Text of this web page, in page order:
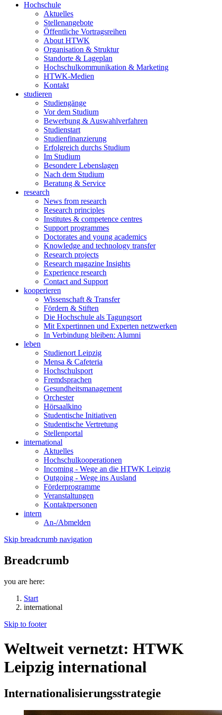
Hochschule
Aktuelles
Stellenangebote
Öffentliche Vortragsreihen
About HTWK
Organisation & Struktur
Standorte & Lageplan
Hochschulkommunikation & Marketing
HTWK-Medien
Kontakt
studieren
Studiengänge
Vor dem Studium
Bewerbung & Auswahlverfahren
Studienstart
Studienfinanzierung
Erfolgreich durchs Studium
Im Studium
Besondere Lebenslagen
Nach dem Studium
Beratung & Service
research
News from research
Research principles
Institutes & competence centres
Support programmes
Doctorates and young academics
Knowledge and technology transfer
Research projects
Research magazine Insights
Experience research
Contact and Support
kooperieren
Wissenschaft & Transfer
Fördern & Stiften
Die Hochschule als Tagungsort
Mit Expertinnen und Experten netzwerken
In Verbindung bleiben: Alumni
leben
Studienort Leipzig
Mensa & Cafeteria
Hochschulsport
Fremdsprachen
Gesundheitsmanagement
Orchester
Hörsaalkino
Studentische Initiativen
Studentische Vertretung
Stellenportal
international
Aktuelles
Hochschulkooperationen
Incoming - Wege an die HTWK Leipzig
Outgoing - Wege ins Ausland
Förderprogramme
Veranstaltungen
Kontaktpersonen
intern
An-/Abmelden
Skip breadcrumb navigation
Breadcrumb
you are here:
Start
international
Skip to footer
Weltweit vernetzt: HTWK
Leipzig international
Internationalisierungsstrategie